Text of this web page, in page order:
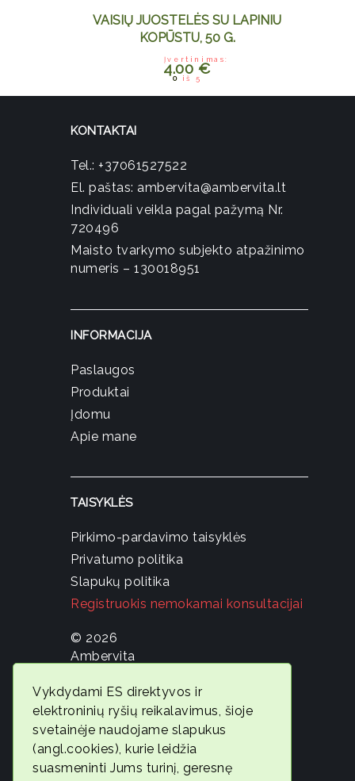
Vykdydami ES direktyvos ir
elektroninių ryšių reikalavimus, šioje
svetainėje naudojame slapukus
(angl.cookies), kurie leidžia
suasmeninti Jums turinį, geresnę
VAISIŲ JUOSTELĖS SU LAPINIU
KOPŪSTU, 50 G.
Įvertinimas:
0 iš 5
4.00€
KONTAKTAI
Tel.: +37061527522
El. paštas: ambervita@ambervita.lt
Individuali veikla pagal pažymą Nr.
720496
Maisto tvarkymo subjekto atpažinimo
numeris – 130018951
INFORMACIJA
Paslaugos
Produktai
Įdomu
Apie mane
TAISYKLĖS
Pirkimo-pardavimo taisyklės
Privatumo politika
Slapukų politika
Registruokis nemokamai konsultacijai
© 2026
Ambervita
Geros
savijautos
ekspertė
Gintarė
Jonaitytė